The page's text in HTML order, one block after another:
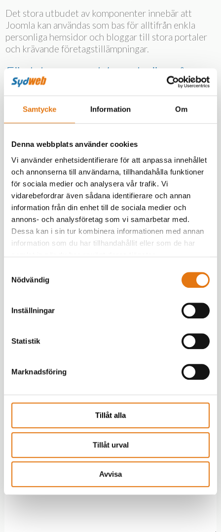
Samtycke Information Om
Denna webbplats använder cookies
Vi använder enhetsidentifierare för att anpassa innehållet
och annonserna till användarna, tillhandahålla funktioner
för sociala medier och analysera vår trafik. Vi
vidarebefordrar även sådana identifierare och annan
information från din enhet till de sociala medier och
annons- och analysföretag som vi samarbetar med.
Dessa kan i sin tur kombinera informationen med annan
information som du har tillhandahållit eller som de har
Nödvändig
Inställningar
Statistik
Marknadsföring
Tillåt alla
Tillåt urval
Avvisa
Det stora utbudet av komponenter innebär att
Joomla kan användas som bas för alltifrån enkla
personliga hemsidor och bloggar till stora portaler
och krävande företagstillämpningar.
Fördelarna med Joomla är många
Det enda ni behöver är att ha tillgång till Internet
och vanlig webbläsare t.ex. Firefox eller Internet
Explorer.
behörigheter
Joomlas gränssnitt.
Joomla är sökmotorvänligt system, vilket
betyder att Joomla gör din webbplats lätt för
sökmotorerna att hitta
Joomla har funnits i många år och kommer
konstant med nya säkerhets- och
funktionalitetsuppdateringar.
Det finns tusentals olika extrafunktioner
pånär det är dags att uppgradera er Joomla-version